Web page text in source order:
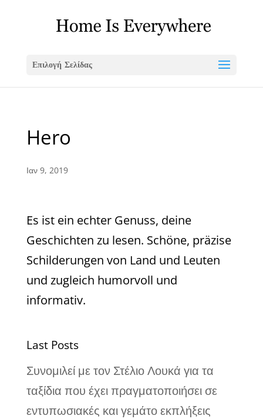
Επιλογή Σελίδας
Hero
Ιαν 9, 2019
Es ist ein echter Genuss, deine
Geschichten zu lesen. Schöne, präzise
Schilderungen von Land und Leuten
und zugleich humorvoll und
informativ.
Last Posts
Συνομιλεί με τον Στέλιο Λουκά για τα
ταξίδια που έχει πραγματοποιήσει σε
εντυπωσιακές και γεμάτο εκπλήξεις